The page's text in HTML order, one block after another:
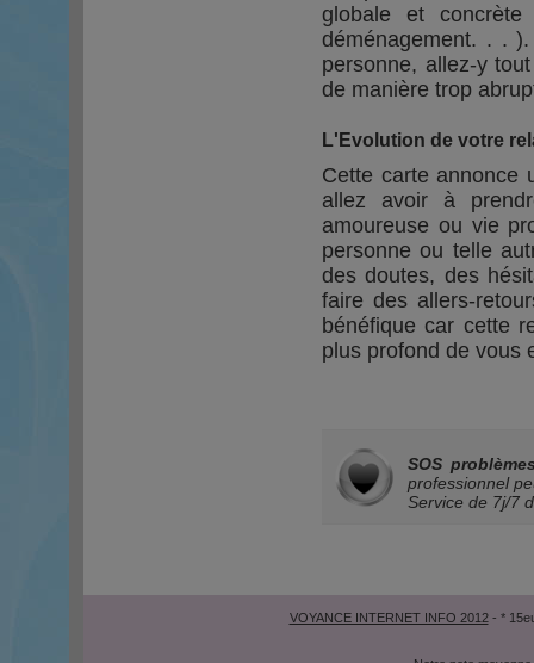
globale et
déménagement. . .
personne, allez-y
de manière trop
L'Evolution de votre
Cette carte annonce
allez avoir à
amoureuse ou vie
personne ou telle
des doutes, des
faire des allers-
bénéfique car cette
plus profond de vous
SOS
professionnel
Service de 7j/7
VOYANCE INTERNET INFO 2012- *